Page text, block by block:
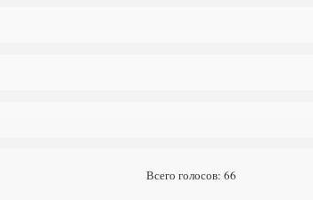
Всего голосов: 66